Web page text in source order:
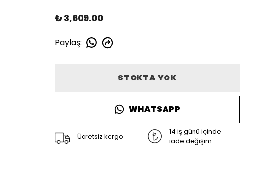
₺ 3,609.00
Paylaş:
STOKTA YOK
WHATSAPP
Ücretsiz kargo
14 iş günü içinde
iade değişim